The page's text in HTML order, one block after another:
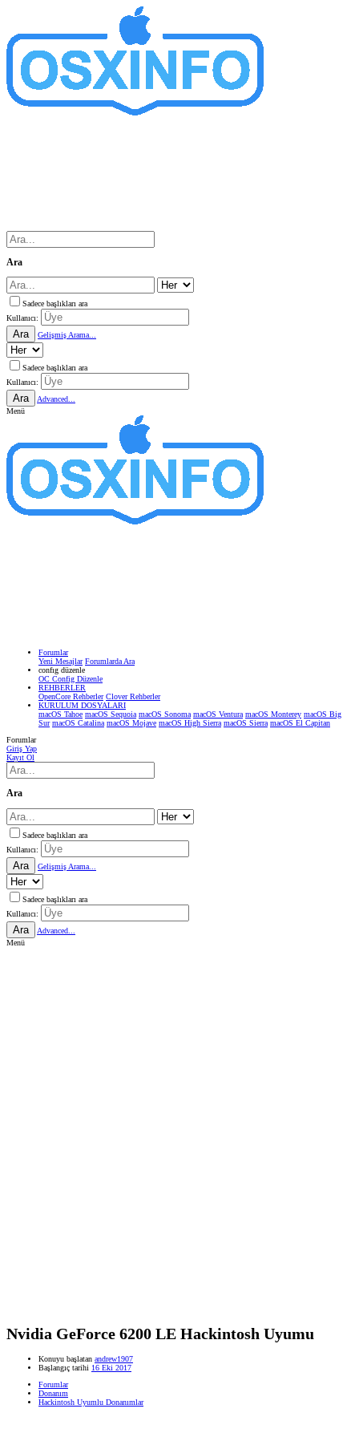
Ara
Sadece başlıkları ara
Kullanıcı:
Ara Gelişmiş Arama...
Sadece başlıkları ara
Kullanıcı:
Ara
Advanced...
Menü
Forumlar
Yeni Mesajlar Forumlarda Ara
confıg düzenle
OC Config Düzenle
REHBERLER
OpenCore Rehberler Clover Rehberler
KURULUM DOSYALARI
macOS Tahoe macOS Sequoia macOS Sonoma macOS Ventura macOS Monterey macOS Big
Sur macOS Catalina macOS Mojave macOS High Sierra macOS Sierra macOS El Capitan
Forumlar
Giriş Yap
Kayıt Ol
Ara
Sadece başlıkları ara
Kullanıcı:
Ara Gelişmiş Arama...
Sadece başlıkları ara
Kullanıcı:
Ara
Advanced...
Menü
Nvidia GeForce 6200 LE Hackintosh Uyumu
Konuyu başlatan andrew1907
Başlangıç tarihi 16 Eki 2017
Forumlar
Donanım
Hackintosh Uyumlu Donanımlar